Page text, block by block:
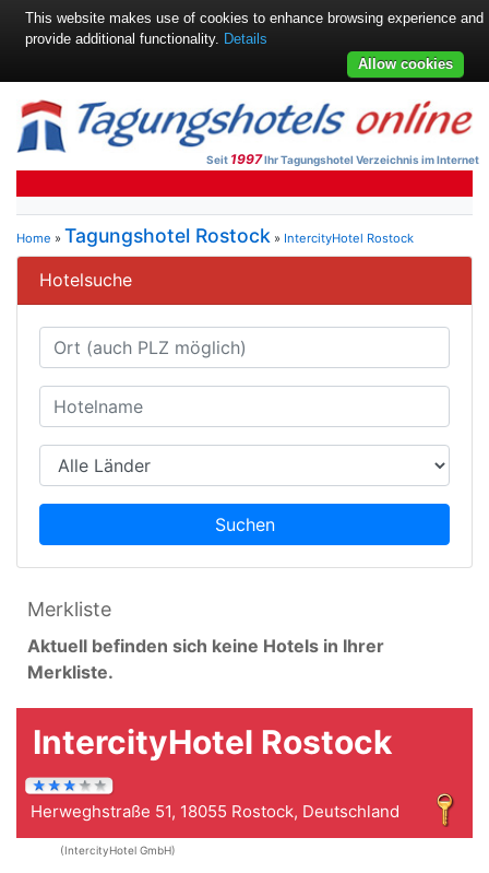
Seit 1997Ihr Tagungshotel Verzeichnis im Internet
Home » Tagungshotel Rostock » IntercityHotel Rostock
Hotelsuche
Suchen
Merkliste
Aktuell befinden sich keine Hotels in Ihrer
Merkliste.
IntercityHotel Rostock
Herweghstraße 51, 18055 Rostock, Deutschland
(IntercityHotel GmbH)
This website makes use of cookies to enhance browsing experience and
provide additional functionality. Details
Allow cookies